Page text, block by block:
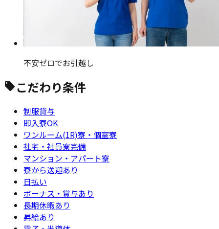
不安ゼロでお引越し
こだわり条件
制服貸与
即入寮OK
ワンルーム(1R)寮・個室寮
社宅・社員寮完備
マンション・アパート寮
寮から送迎あり
日払い
ボーナス・賞与あり
長期休暇あり
昇給あり